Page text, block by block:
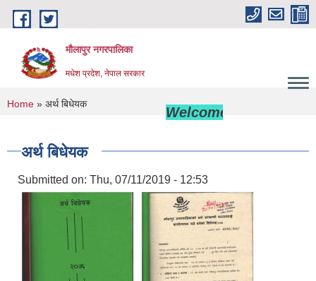
Skip to main content
मौलापुर नगरपालिका
मधेश प्रदेश, नेपाल सरकार
Welcome to Maulapur
You are here
Home » अर्थ बिधेयक
अर्थ बिधेयक
Submitted on: Thu, 07/11/2019 - 12:53